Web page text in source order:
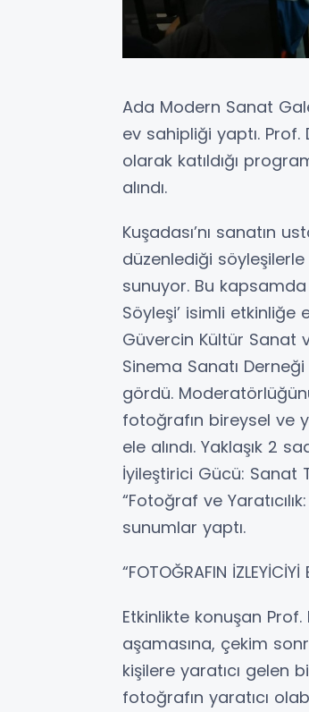
Ada Modern Sanat
ev sahipliği yaptı. Prof.
olarak katıldığı
alındı.
Kuşadası’nı sanatın
düzenlediği
sunuyor. Bu
Söyleşi’ isimli etkinliğe
Güvercin Kültür Sanat
Sinema Sanatı
gördü.
fotoğrafın bireysel ve
ele alındı. Yaklaşık 2
İyileştirici Gücü: Sanat
“Fotoğraf ve
sunumlar yaptı.
“FOTOĞRAFIN İZLEYİCİYİ
Etkinlikte konuşan Prof.
aşamasına, çekim
kişilere yaratıcı gelen
fotoğrafın yaratıcı